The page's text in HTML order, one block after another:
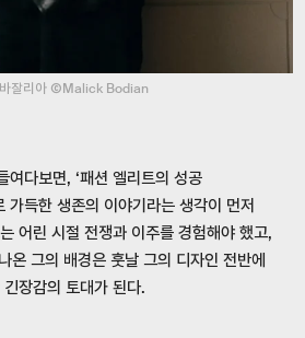
잘리아 ⒸMalick Bodian
여다보면, ‘패션 엘리트의 성공
가득한 생존의 이야기라는 생각이 먼저
어린 시절 전쟁과 이주를 경험해야 했고,
온 그의 배경은 훗날 그의 디자인 전반에
장감의 토대가 된다.